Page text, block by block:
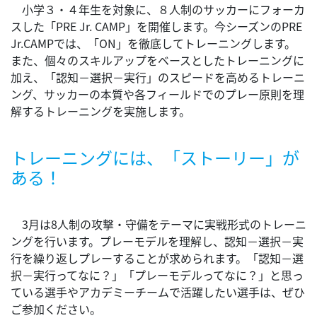
小学３・４年生を対象に、８人制のサッカーにフォーカ
スした「PRE Jr. CAMP」を開催します。今シーズンのPRE
Jr.CAMPでは、「ON」を徹底してトレーニングします。
また、個々のスキルアップをベースとしたトレーニングに
加え、「認知－選択－実行」のスピードを高めるトレーニ
ング、サッカーの本質や各フィールドでのプレー原則を理
解するトレーニングを実施します。
トレーニングには、「ストーリー」が
ある！
3月は8人制の攻撃・守備をテーマに実戦形式のトレーニ
ングを行います。プレーモデルを理解し、認知－選択－実
行を繰り返しプレーすることが求められます。「認知－選
択－実行ってなに？」「プレーモデルってなに？」と思っ
ている選手やアカデミーチームで活躍したい選手は、ぜひ
ご参加ください。